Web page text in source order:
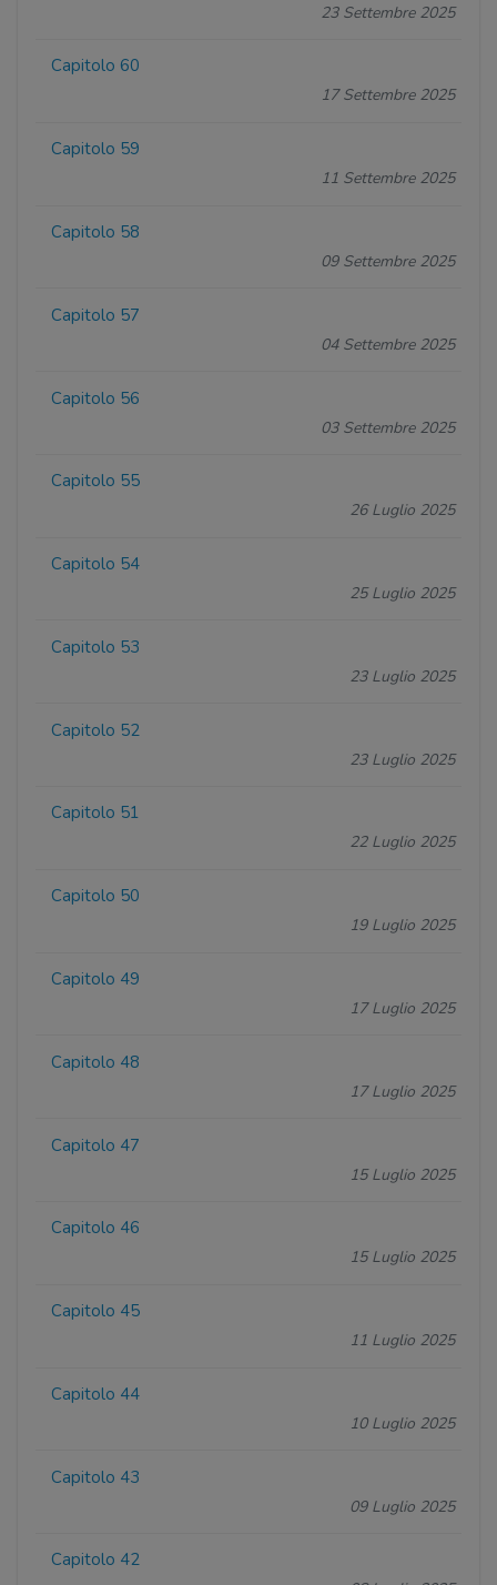
23 Settembre 2025
Capitolo 60
17 Settembre 2025
Capitolo 59
11 Settembre 2025
Capitolo 58
09 Settembre 2025
Capitolo 57
04 Settembre 2025
Capitolo 56
03 Settembre 2025
Capitolo 55
26 Luglio 2025
Capitolo 54
25 Luglio 2025
Capitolo 53
23 Luglio 2025
Capitolo 52
23 Luglio 2025
Capitolo 51
22 Luglio 2025
Capitolo 50
19 Luglio 2025
Capitolo 49
17 Luglio 2025
Capitolo 48
17 Luglio 2025
Capitolo 47
15 Luglio 2025
Capitolo 46
15 Luglio 2025
Capitolo 45
11 Luglio 2025
Capitolo 44
10 Luglio 2025
Capitolo 43
09 Luglio 2025
Capitolo 42